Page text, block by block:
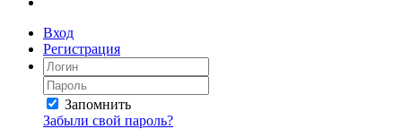
Вход
Регистрация
Запомнить
Забыли свой пароль?